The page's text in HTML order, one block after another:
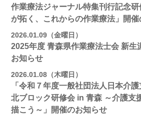
作業療法ジャーナル特集刊行記念
が拓く、これからの作業療法」開
2026.01.09（金曜日）
2025年度 青森県作業療法士会 新生
お知らせ
2026.01.08（木曜日）
「令和７年度一般社団法人日本介
北ブロック研修会 in 青森 ～介護支
描こう～」開催のお知らせ